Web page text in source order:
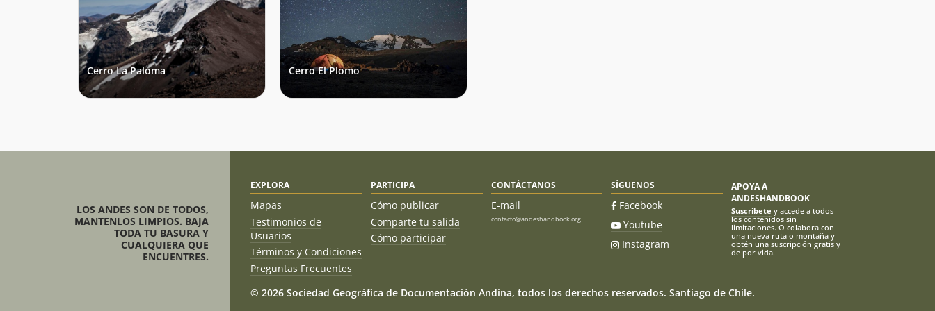
Cerro La Paloma Cerro El Plomo
LOS ANDES SON DE TODOS,
MANTENLOS LIMPIOS. BAJA
TODA TU BASURA Y
CUALQUIERA QUE
ENCUENTRES.
EXPLORA
Mapas
Testimonios de
Usuarios
Términos y Condiciones
Preguntas Frecuentes
PARTICIPA
Cómo publicar
Comparte tu salida
Cómo participar
CONTÁCTANOS
E-mail
contacto@andeshandbook.org
SÍGUENOS
Facebook
Youtube
Instagram
APOYA A
ANDESHANDBOOK
Suscríbete y accede a todos
los contenidos sin
limitaciones. O colabora con
una nueva ruta o montaña y
obtén una suscripción gratis y
de por vida.
© 2026 Sociedad Geográfica de Documentación Andina, todos los derechos reservados. Santiago de Chile.